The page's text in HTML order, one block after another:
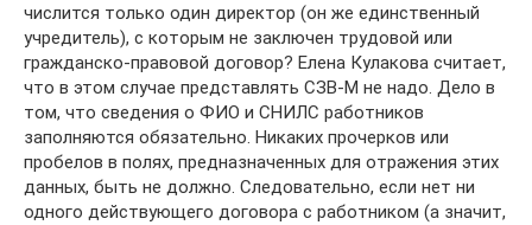
числится только один директор (он же единственный
учредитель), с которым не заключен трудовой или
гражданско-правовой договор? Елена Кулакова считает,
что в этом случае представлять СЗВ-М не надо. Дело в
том, что сведения о ФИО и СНИЛС работников
заполняются обязательно. Никаких прочерков или
пробелов в полях, предназначенных для отражения этих
данных, быть не должно. Следовательно, если нет ни
одного действующего договора с работником (а значит,